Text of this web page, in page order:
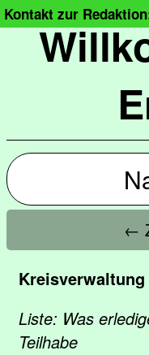
Kontakt zur
←
Liste: Was
Teilhabe